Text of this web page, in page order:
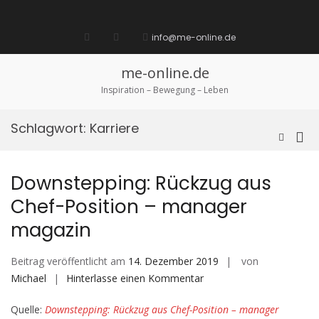
biete
/
Ich
suche
diese
Seite
info@me-online.de
me-online.de
Inspiration – Bewegung – Leben
Such-
Schlagwort: Karriere
Downstepping: Rückzug aus
Chef-Position – manager
magazin
Beitrag veröffentlicht am 14. Dezember 2019
von
Michael
Hinterlasse einen Kommentarauf
Rückzug
Quelle: Downstepping: Rückzug aus Chef-Position – manager